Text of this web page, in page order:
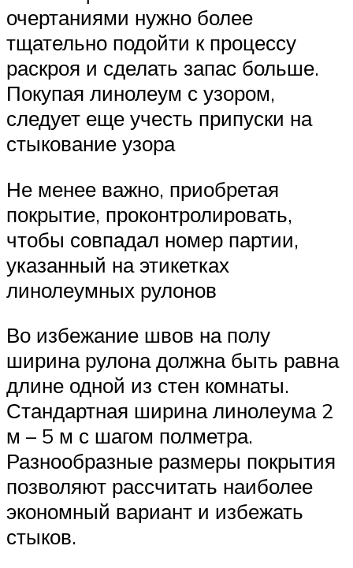
очертаниями нужно более
тщательно подойти к процессу
раскроя и сделать запас больше.
Покупая линолеум с узором,
следует еще учесть припуски на
стыкование узора
Не менее важно, приобретая
покрытие, проконтролировать,
чтобы совпадал номер партии,
указанный на этикетках
линолеумных рулонов
Во избежание швов на полу
ширина рулона должна быть равна
длине одной из стен комнаты.
Стандартная ширина линолеума 2
м – 5 м с шагом полметра.
Разнообразные размеры покрытия
позволяют рассчитать наиболее
экономный вариант и избежать
стыков.